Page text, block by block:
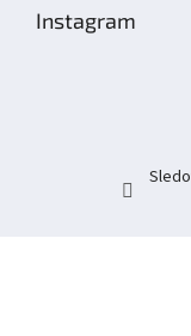
Instagram